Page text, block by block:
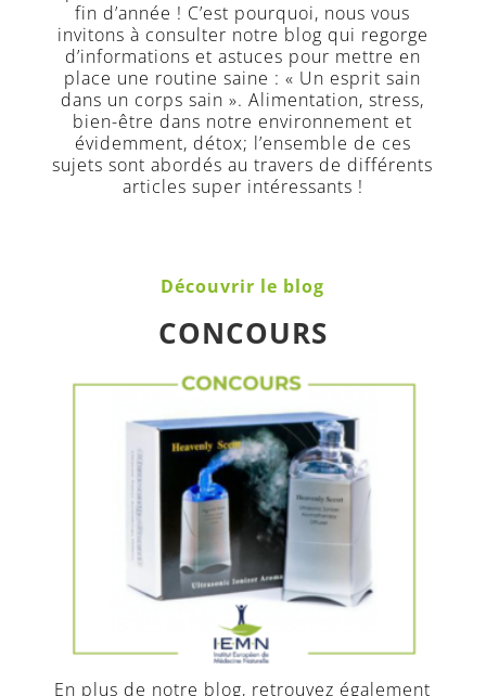
fin d’année ! C’est pourquoi, nous vous
invitons à consulter notre blog qui regorge
d’informations et astuces pour mettre en
place une routine saine : « Un esprit sain
dans un corps sain ». Alimentation, stress,
bien-être dans notre environnement et
évidemment, détox; l’ensemble de ces
sujets sont abordés au travers de différents
articles super intéressants !
Découvrir le blog
CONCOURS
En plus de notre blog, retrouvez également